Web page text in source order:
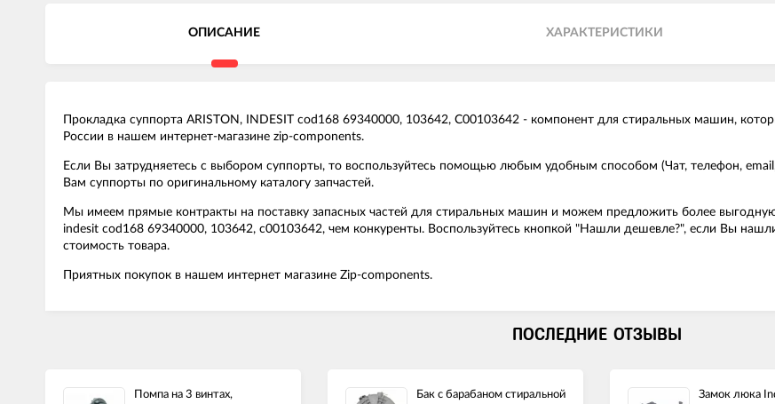
ОПИСАНИЕ ХАРАКТЕРИСТИКИ
Прокладка суппорта ARISTON, INDESIT cod168 69340000, 103642, C00103642 - компонент для стиральных машин,
России в нашем интернет-магазине zip-components.
Если Вы затрудняетесь с выбором суппорты, то воспользуйтесь помощью любым удобным способом (Чат, телефон,
Вам суппорты по оригинальному каталогу запчастей.
Мы имеем прямые контракты на поставку запасных частей для стиральных машин и можем предложить более выгодную
indesit cod168 69340000, 103642, c00103642, чем конкуренты. Воспользуйтесь кнопкой "Нашли дешевле?", если Вы
стоимость товара.
Приятных покупок в нашем интернет магазине Zip-components.
ПОСЛЕДНИЕ ОТЗЫВЫ
Помпа на 3 винтах,
Бак с барабаном стиральной
Замок люка